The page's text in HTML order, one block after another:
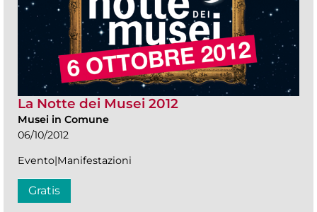
La Notte dei Musei 2012
Musei in Comune
06/10/2012
Evento|Manifestazioni
Gratis